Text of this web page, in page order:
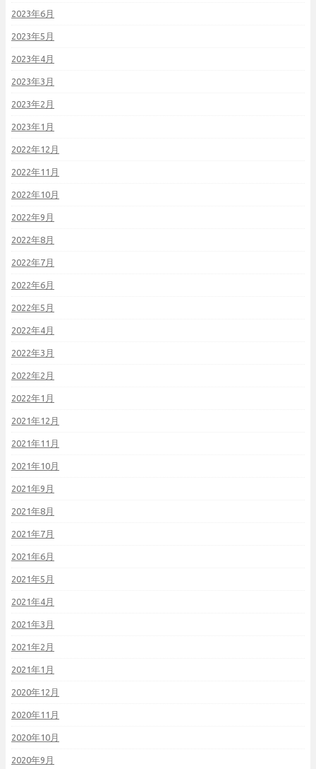
2023年6月
2023年5月
2023年4月
2023年3月
2023年2月
2023年1月
2022年12月
2022年11月
2022年10月
2022年9月
2022年8月
2022年7月
2022年6月
2022年5月
2022年4月
2022年3月
2022年2月
2022年1月
2021年12月
2021年11月
2021年10月
2021年9月
2021年8月
2021年7月
2021年6月
2021年5月
2021年4月
2021年3月
2021年2月
2021年1月
2020年12月
2020年11月
2020年10月
2020年9月